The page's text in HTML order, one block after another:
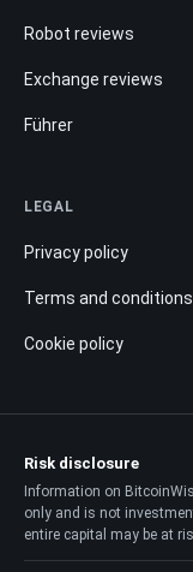
Robot reviews
Exchange reviews
Führer
LEGAL
Privacy policy
Terms and conditions
Cookie policy
Risk disclosure
Information on
only and is not
entire capital may be at